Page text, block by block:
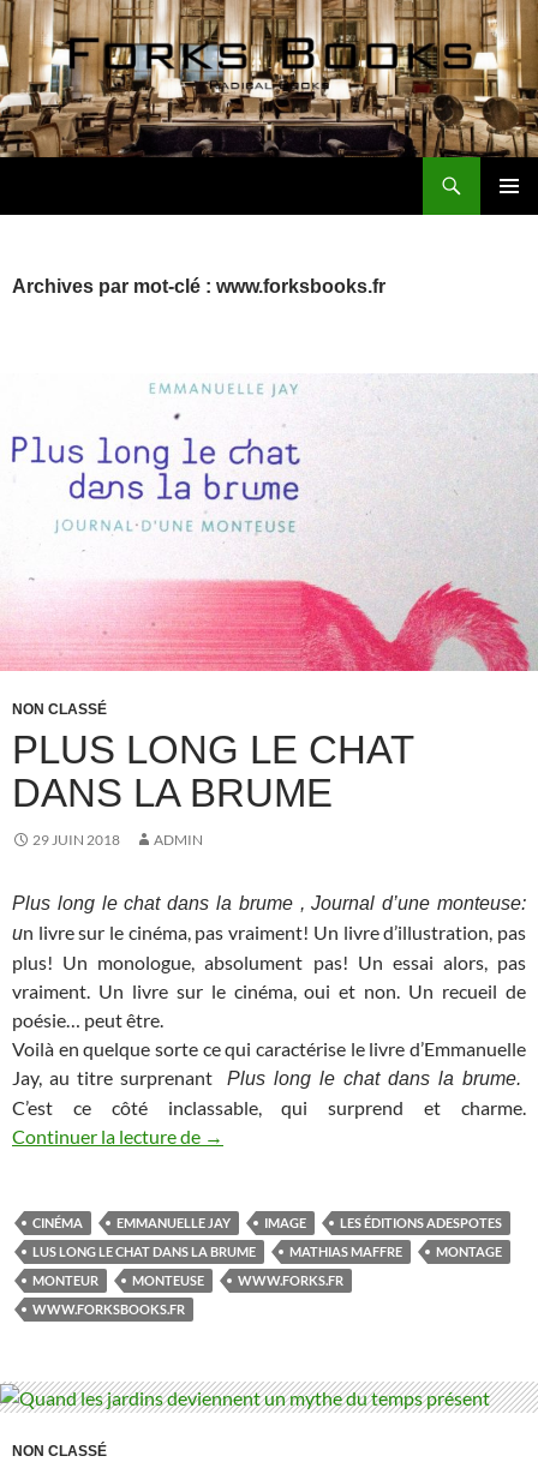
Aller
au
contenu
Archives par mot-clé : www.forksbooks.fr
NON CLASSÉ
PLUS LONG LE CHAT
DANS LA BRUME
29 JUIN 2018 ADMIN
Plus long le chat dans la brume , Journal d’une monteuse:
un livre sur le cinéma, pas vraiment! Un livre d’illustration, pas
plus! Un monologue, absolument pas! Un essai alors, pas
vraiment. Un livre sur le cinéma, oui et non. Un recueil de
poésie… peut être.
Voilà en quelque sorte ce qui caractérise le livre d’Emmanuelle
Jay, au titre surprenant Plus long le chat dans la brume.
C’est ce côté inclassable, qui surprend et charme.
Continuer la lecture de Plus long le chat dans la brume
→
CINÉMA EMMANUELLE JAY IMAGE
LES ÉDITIONS ADESPOTES
LUS LONG LE CHAT DANS LA BRUME
MATHIAS MAFFRE
MONTAGE
MONTEUR
MONTEUSE
WWW.FORKS.FR
WWW.FORKSBOOKS.FR
NON CLASSÉ